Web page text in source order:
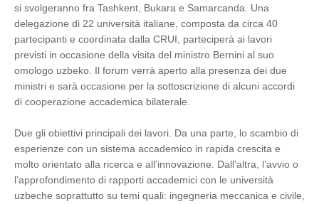
si svolgeranno fra Tashkent, Bukara e Samarcanda. Una
delegazione di 22 università italiane, composta da circa 40
partecipanti e coordinata dalla CRUI, parteciperà ai lavori
previsti in occasione della visita del ministro Bernini al suo
omologo uzbeko. Il forum verrà aperto alla presenza dei due
ministri e sarà occasione per la sottoscrizione di alcuni accordi
di cooperazione accademica bilaterale.
Due gli obiettivi principali dei lavori. Da una parte, lo scambio di
esperienze con un sistema accademico in rapida crescita e
molto orientato alla ricerca e all’innovazione. Dall’altra, l’avvio o
l’approfondimento di rapporti accademici con le università
uzbeche soprattutto su temi quali: ingegneria meccanica e civile,